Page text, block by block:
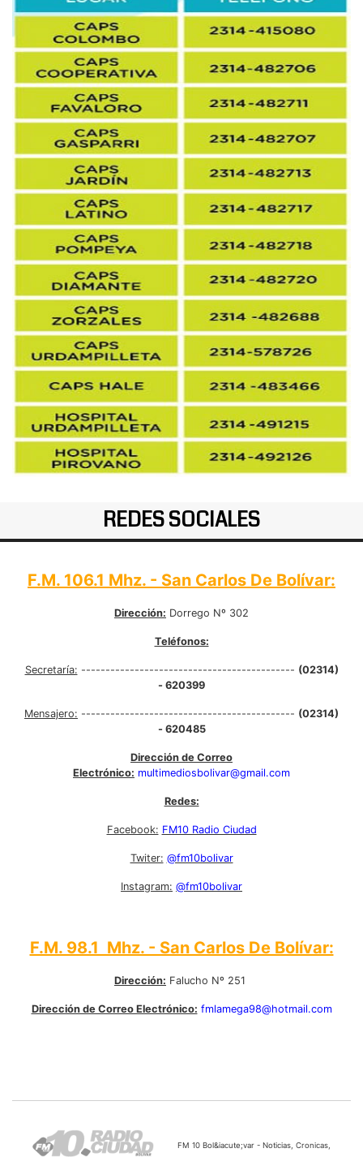
REDES SOCIALES
F.M. 106.1 Mhz. - San Carlos De Bolívar:
Dirección: Dorrego Nº 302
Teléfonos:
Secretaría: -------------------------------------------- (02314)
- 620399
Mensajero: -------------------------------------------- (02314)
- 620485
Dirección de Correo
Electrónico: multimediosbolivar@gmail.com
Redes:
Facebook: FM10 Radio Ciudad
Twiter: @fm10bolivar
Instagram: @fm10bolivar
F.M. 98.1 Mhz. - San Carlos De Bolívar:
Dirección: Falucho Nº 251
Dirección de Correo Electrónico: fmlamega98@hotmail.com
FM 10 Bol&iacute;var - Noticias, Cronicas,